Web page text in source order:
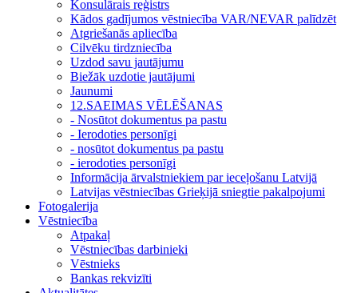
Konsulārais reģistrs
Kādos gadījumos vēstniecība VAR/NEVAR palīdzēt
Atgriešanās apliecība
Cilvēku tirdzniecība
Uzdod savu jautājumu
Biežāk uzdotie jautājumi
Jaunumi
12.SAEIMAS VĒLĒŠANAS
- Nosūtot dokumentus pa pastu
- Ierodoties personīgi
- nosūtot dokumentus pa pastu
- ierodoties personīgi
Informācija ārvalstniekiem par ieceļošanu Latvijā
Latvijas vēstniecības Grieķijā sniegtie pakalpojumi
Fotogalerija
Vēstniecība
Atpakaļ
Vēstniecības darbinieki
Vēstnieks
Bankas rekvizīti